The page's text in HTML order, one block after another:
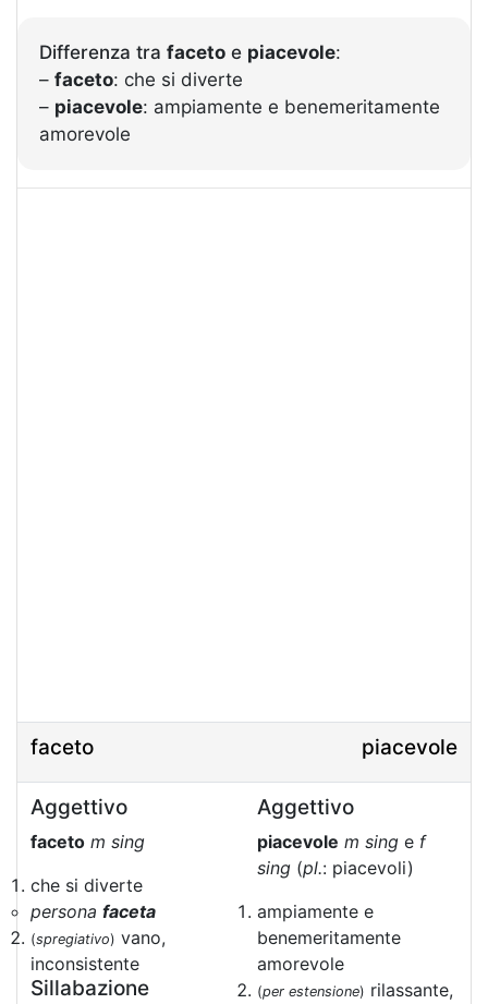
Differenza tra faceto e piacevole:
– faceto: che si diverte
– piacevole: ampiamente e benemeritamente
amorevole
faceto piacevole
Aggettivo
faceto m sing
che si diverte
persona faceta
(spregiativo) vano,
inconsistente
Sillabazione
Aggettivo
piacevole m sing e f
sing (pl.: piacevoli)
ampiamente e
benemeritamente
amorevole
(per estensione) rilassante,